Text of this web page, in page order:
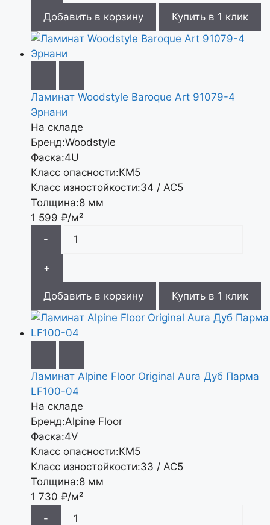
Добавить в корзину Купить в 1 клик
Ламинат Woodstyle Baroque Art 91079-4
Эрнани
На складе
Бренд:Woodstyle
Фаска:4U
Класс опасности:КМ5
Класс изностойкости:34 / АС5
Толщина:8 мм
1 599 ₽/м²
-
+
Добавить в корзину Купить в 1 клик
Ламинат Alpine Floor Original Aura Дуб Парма
LF100-04
На складе
Бренд:Alpine Floor
Фаска:4V
Класс опасности:КМ5
Класс изностойкости:33 / АС5
Толщина:8 мм
1 730 ₽/м²
-